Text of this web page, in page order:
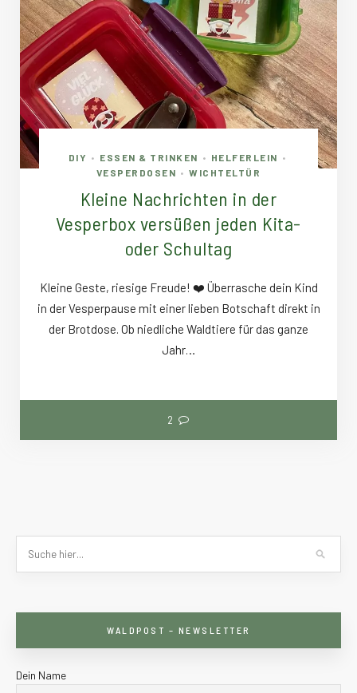
DIY • ESSEN & TRINKEN • HELFERLEIN •
VESPERDOSEN • WICHTELTÜR
Kleine Nachrichten in der
Vesperbox versüßen jeden Kita-
oder Schultag
Kleine Geste, riesige Freude! ❤️ Überrasche dein Kind
in der Vesperpause mit einer lieben Botschaft direkt in
der Brotdose. Ob niedliche Waldtiere für das ganze
Jahr…
2
WALDPOST – NEWSLETTER
Dein Name